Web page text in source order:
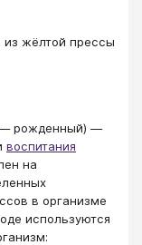
жёлтой прессы
— рожденный) —
воспитания
на
в организме
используются